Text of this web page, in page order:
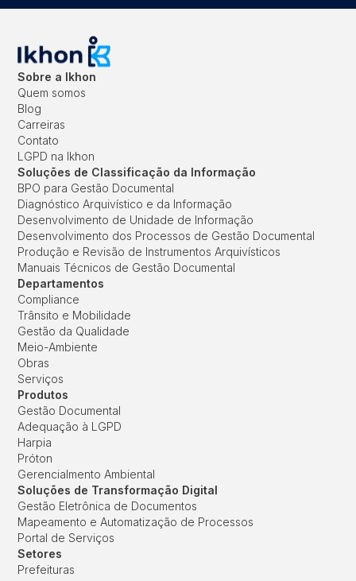
Sobre a Ikhon
Quem somos
Blog
Carreiras
Contato
LGPD na Ikhon
Soluções de Classificação da Informação
BPO para Gestão Documental
Diagnóstico Arquivístico e da Informação
Desenvolvimento de Unidade de Informação
Desenvolvimento dos Processos de Gestão Documental
Produção e Revisão de Instrumentos Arquivísticos
Manuais Técnicos de Gestão Documental
Departamentos
Compliance
Trânsito e Mobilidade
Gestão da Qualidade
Meio-Ambiente
Obras
Serviços
Produtos
Gestão Documental
Adequação à LGPD
Harpia
Próton
Gerencialmento Ambiental
Soluções de Transformação Digital
Gestão Eletrônica de Documentos
Mapeamento e Automatização de Processos
Portal de Serviços
Setores
Prefeituras